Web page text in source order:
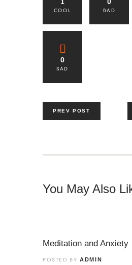
COOL BAD
0
SAD
PREV POST
You May Also
Meditation and Anxiety
POSTED BYADMIN